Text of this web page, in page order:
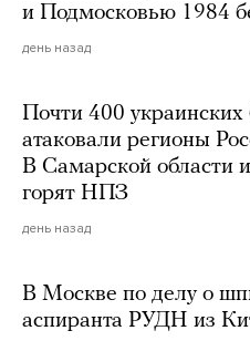
и Подмосковью 1984
день назад
Почти 400 украинских
атаковали регионы
В Самарской области
горят НПЗ
день назад
В Москве по делу о
аспиранта РУДН из